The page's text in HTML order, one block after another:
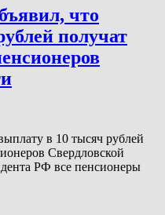
что
получат
в 10 тысяч рублей
Свердловской
РФ все пенсионеры